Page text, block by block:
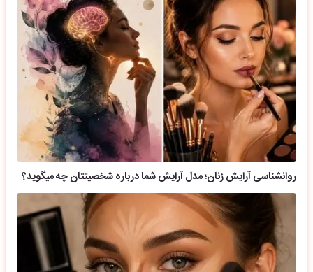
روانشناسی آرایش زنان؛ مدل آرایش شما درباره شخصیتتان چه میگوید؟